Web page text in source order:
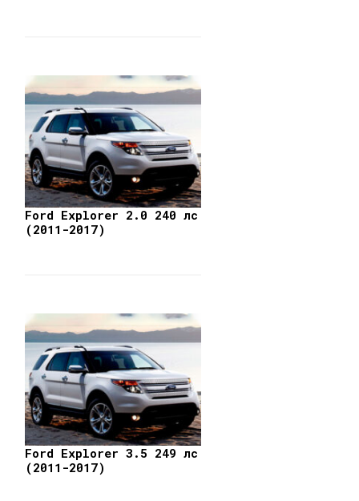
Ford Explorer 2.0 240 лс
(2011-2017)
Ford Explorer 3.5 249 лс
(2011-2017)